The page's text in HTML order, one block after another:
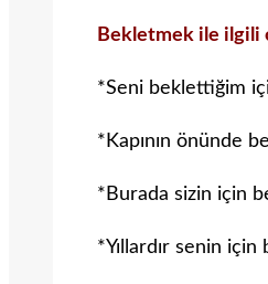
Bekletmek ile ilgili
*Seni beklettiğim
*Kapının önünde
*Burada sizin için
*Yıllardır senin